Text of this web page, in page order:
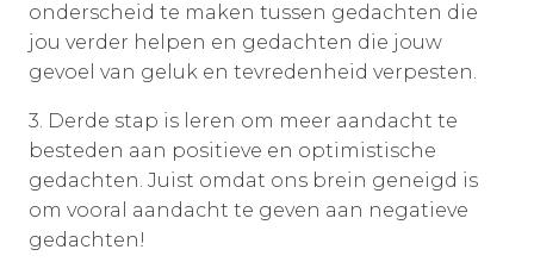
onderscheid te maken tussen gedachten die
jou verder helpen en gedachten die jouw
gevoel van geluk en tevredenheid verpesten.
3. Derde stap is leren om meer aandacht te
besteden aan positieve en optimistische
gedachten. Juist omdat ons brein geneigd is
om vooral aandacht te geven aan negatieve
gedachten!